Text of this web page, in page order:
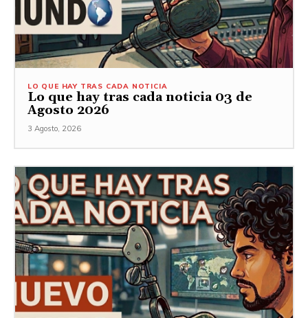
LO QUE HAY TRAS CADA NOTICIA
Lo que hay tras cada noticia 03 de
Agosto 2026
3 Agosto, 2026